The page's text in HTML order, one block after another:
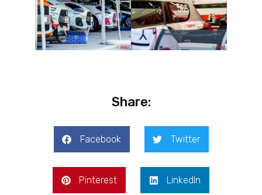
Share:
Facebook Twitter
Pinterest LinkedIn